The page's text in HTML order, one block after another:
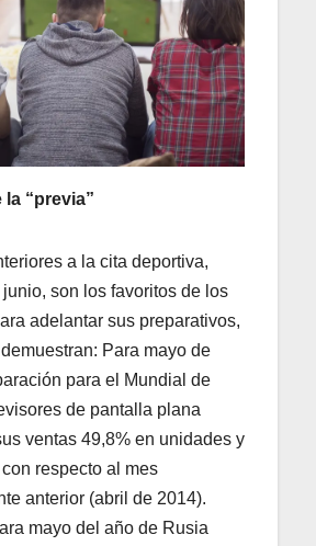
la “previa”
a la cita deportiva,
son los favoritos de los
adelantar sus preparativos,
Para mayo de
para el Mundial de
de pantalla plana
ventas 49,8% en unidades y
respecto al mes
anterior (abril de 2014).
mayo del año de Rusia